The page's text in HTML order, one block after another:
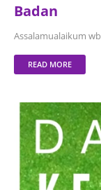
Badan
Assalamualaikum
READ MORE